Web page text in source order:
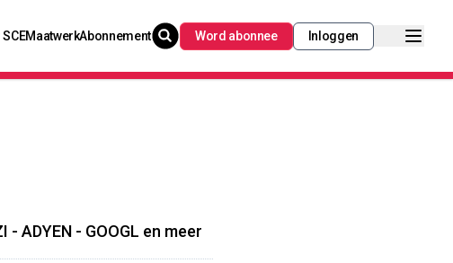
MaatwerkAbonnement Word abonnee Inloggen
ADYEN - GOOGL en meer